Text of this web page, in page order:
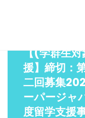
学 【(学群生
援】締切：
二回募集
ーパージャ
度留学支援